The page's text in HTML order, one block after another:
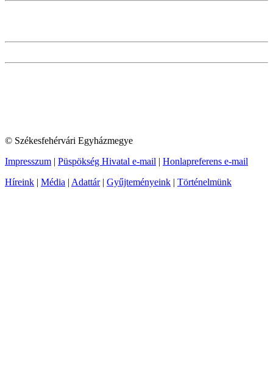
© Székesfehérvári Egyházmegye
Impresszum | Püspökség Hivatal e-mail | Honlapreferens e-mail
Híreink | Média | Adattár| Gyűjteményeink | Történelmünk